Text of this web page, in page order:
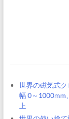
世界の磁気式
幅 0～1000mm
上